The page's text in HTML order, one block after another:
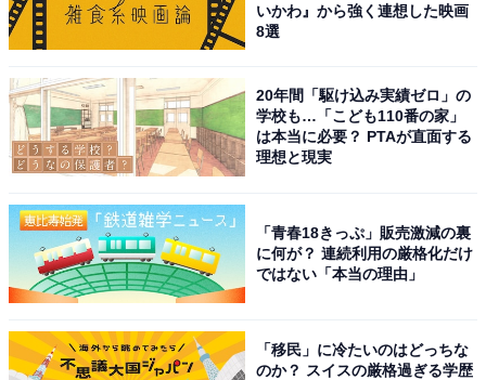
いかわ』から強く連想した映画
8選
20年間「駆け込み実績ゼロ」の
学校も…「こども110番の家」
は本当に必要？ PTAが直面する
理想と現実
「青春18きっぷ」販売激減の裏
に何が？ 連続利用の厳格化だけ
ではない「本当の理由」
「移民」に冷たいのはどっちな
のか？ スイスの厳格過ぎる学歴